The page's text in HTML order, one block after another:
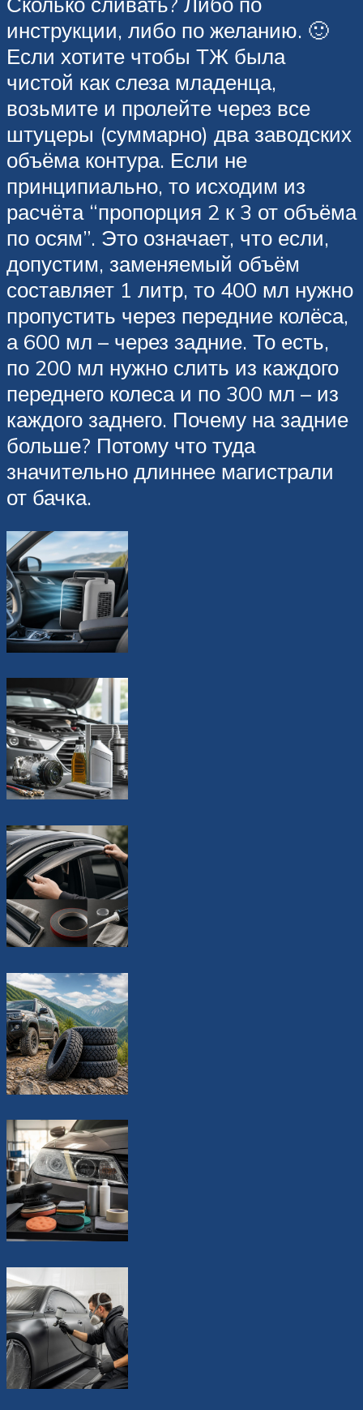
инструкции, либо по желанию. 🙂
Если хотите чтобы ТЖ была
чистой как слеза младенца,
возьмите и пролейте через все
штуцеры (суммарно) два заводских
объёма контура. Если не
принципиально, то исходим из
расчёта “пропорция 2 к 3 от объёма
по осям”. Это означает, что если,
допустим, заменяемый объём
составляет 1 литр, то 400 мл нужно
пропустить через передние колёса,
а 600 мл – через задние. То есть,
по 200 мл нужно слить из каждого
переднего колеса и по 300 мл – из
каждого заднего. Почему на задние
больше? Потому что туда
значительно длиннее магистрали
от бачка.